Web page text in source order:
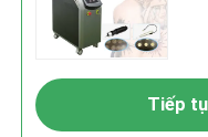
Tiếp